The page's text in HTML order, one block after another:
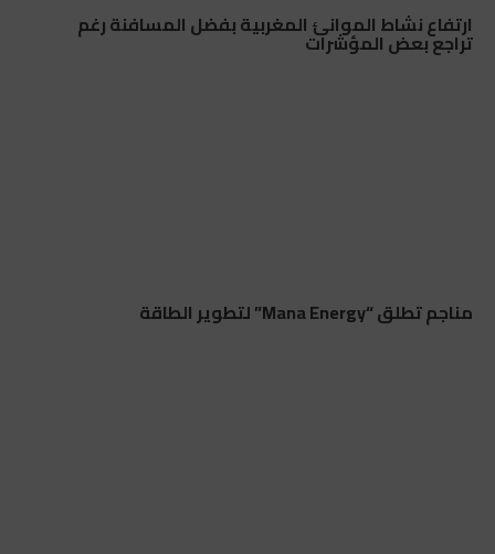
ارتفاع نشاط الموانئ المغربية بفضل المسافنة رغم
تراجع بعض المؤشرات
مناجم تطلق “Mana Energy” لتطوير الطاقة